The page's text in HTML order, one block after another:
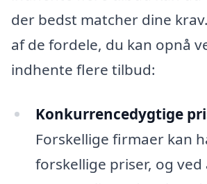
der bedst matcher dine
af de fordele, du kan opnå
indhente flere tilbud:
Konkurrencedygtige
Forskellige firmaer kan
forskellige priser, og ved